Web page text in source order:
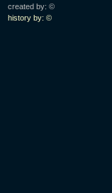
created by: ©
history by: ©